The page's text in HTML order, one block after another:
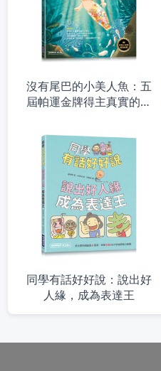
沒有尾巴的小美人魚：五
屆帕運金牌得主真實的人
自我挑戰)
同學有話好好說：說出好
人緣，成為表達王